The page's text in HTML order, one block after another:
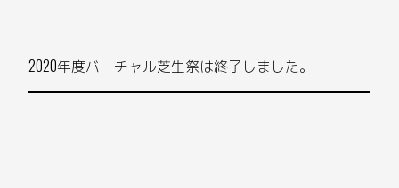
2020年度バーチャル芝生祭は終了しました。